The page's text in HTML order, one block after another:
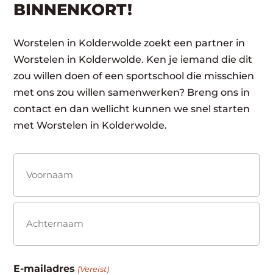
BINNENKORT!
Worstelen in Kolderwolde zoekt een partner in
Worstelen in Kolderwolde. Ken je iemand die dit
zou willen doen of een sportschool die misschien
met ons zou willen samenwerken? Breng ons in
contact en dan wellicht kunnen we snel starten
met Worstelen in Kolderwolde.
(Vereist)
Voornaam
E-mailadres (Vereist)